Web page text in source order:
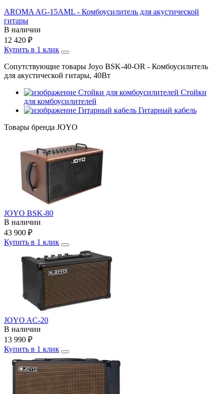
AROMA AG-15AML - Комбоусилитель для акустической
гитары
В наличии
12 420 ₽
Купить в 1 клик
Сопутствующие товары Joyo BSK-40-OR - Комбоусилитель
для акустической гитары, 40Вт
Стойки
для комбоусилителей
Гитарный кабель
Товары бренда JOYO
JOYO BSK-80
В наличии
43 900 ₽
Купить в 1 клик
JOYO AC-20
В наличии
13 990 ₽
Купить в 1 клик